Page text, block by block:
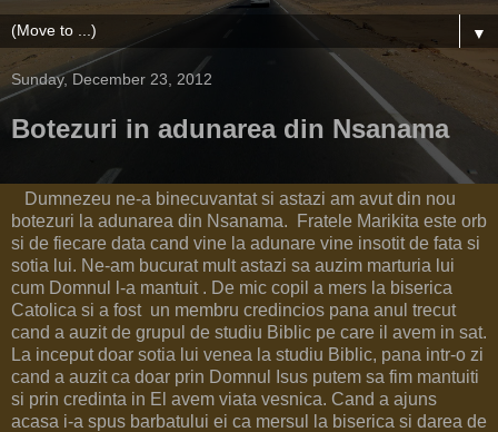
▼
Sunday, December 23, 2012
Botezuri in adunarea din Nsanama
Dumnezeu ne-a binecuvantat si astazi am avut din nou
botezuri la adunarea din Nsanama. Fratele Marikita este orb
si de fiecare data cand vine la adunare vine insotit de fata si
sotia lui. Ne-am bucurat mult astazi sa auzim marturia lui
cum Domnul l-a mantuit . De mic copil a mers la biserica
Catolica si a fost un membru credincios pana anul trecut
cand a auzit de grupul de studiu Biblic pe care il avem in sat.
La inceput doar sotia lui venea la studiu Biblic, pana intr-o zi
cand a auzit ca doar prin Domnul Isus putem sa fim mantuiti
si prin credinta in El avem viata vesnica. Cand a ajuns
acasa i-a spus barbatului ei ca mersul la biserica si darea de